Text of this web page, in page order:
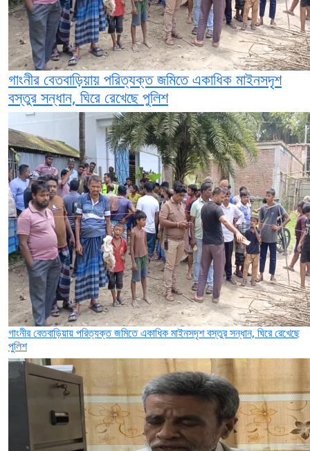
গাংনীর বেতবাড়িয়ায় পরিত্যক্ত জমিতে একাধিক মাইনসদৃশ
বস্তুর সন্ধান, ঘিরে রেখেছে পুলিশ
গাংনীর বেতবাড়িয়ায় পরিত্যক্ত জমিতে একাধিক মাইনসদৃশ বস্তুর সন্ধান, ঘিরে রেখেছে
পুলিশ